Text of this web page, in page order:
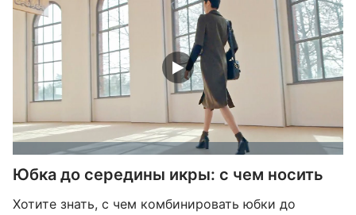
Юбка до середины икры: с чем носить
Хотите знать, с чем комбинировать юбки до